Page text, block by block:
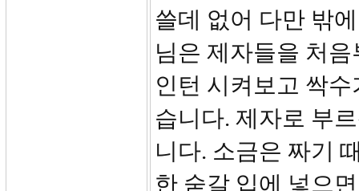
쓸데 없어 다만 밖
님은 제자들을 처
인턴 시켜보고 싹
습니다. 제자로 부
니다. 소금은 짜기
한 숟갈 입에 넣으